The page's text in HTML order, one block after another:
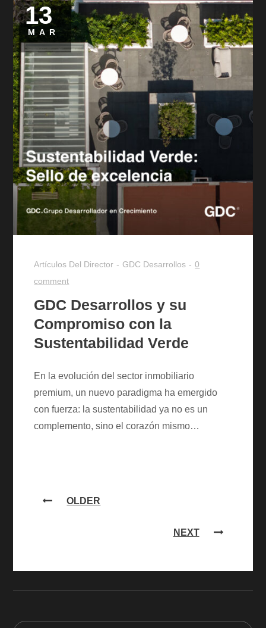
Posted
on
13
MAR
Artículos Del Director GDC Desarrollos
0
comment
GDC Desarrollos y su
Compromiso con la
Sustentabilidad Verde
En la evolución del sector inmobiliario
premium, un nuevo paradigma ha emergido
con fuerza: la sustentabilidad ya no es un
complemento, sino el corazón mismo…
Navegación
entradas
OLDER
NEXT